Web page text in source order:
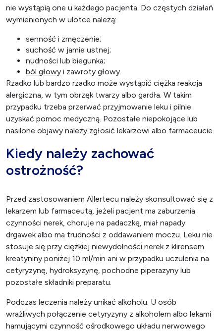
nie wystąpią one u każdego pacjenta. Do częstych działań
wymienionych w ulotce należą:
senność i zmęczenie;
suchość w jamie ustnej;
nudności lub biegunka;
ból głowy i zawroty głowy.
Rzadko lub bardzo rzadko może wystąpić ciężka reakcja
alergiczna, w tym obrzęk twarzy albo gardła. W takim
przypadku trzeba przerwać przyjmowanie leku i pilnie
uzyskać pomoc medyczną. Pozostałe niepokojące lub
nasilone objawy należy zgłosić lekarzowi albo farmaceucie.
Kiedy należy zachować
ostrożność?
Przed zastosowaniem Allertecu należy skonsultować się z
lekarzem lub farmaceutą, jeżeli pacjent ma zaburzenia
czynności nerek, choruje na padaczkę, miał napady
drgawek albo ma trudności z oddawaniem moczu. Leku nie
stosuje się przy ciężkiej niewydolności nerek z klirensem
kreatyniny poniżej 10 ml/min ani w przypadku uczulenia na
cetyryzynę, hydroksyzynę, pochodne piperazyny lub
pozostałe składniki preparatu.
Podczas leczenia należy unikać alkoholu. U osób
wrażliwych połączenie cetyryzyny z alkoholem albo lekami
hamującymi czynność ośrodkowego układu nerwowego